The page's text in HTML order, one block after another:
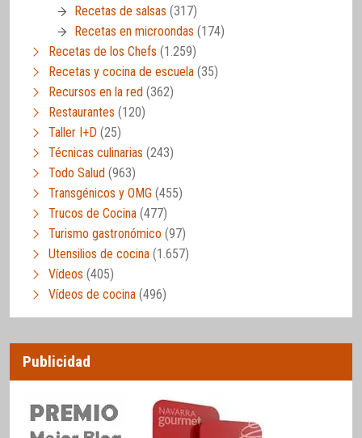
Recetas de salsas (317)
Recetas en microondas (174)
Recetas de los Chefs (1.259)
Recetas y cocina de escuela (35)
Recursos en la red (362)
Restaurantes (120)
Taller I+D (25)
Técnicas culinarias (243)
Todo Salud (963)
Transgénicos y OMG (455)
Trucos de Cocina (477)
Turismo gastronómico (97)
Utensilios de cocina (1.657)
Vídeos (405)
Vídeos de cocina (496)
Publicidad